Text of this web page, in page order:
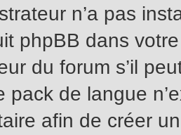
n’a pas
phpBB dans
du forum s’il
pack de langue
afin de créer